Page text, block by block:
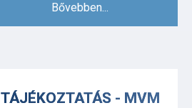
Bővebben...
TÁJÉKOZTATÁS - MVM